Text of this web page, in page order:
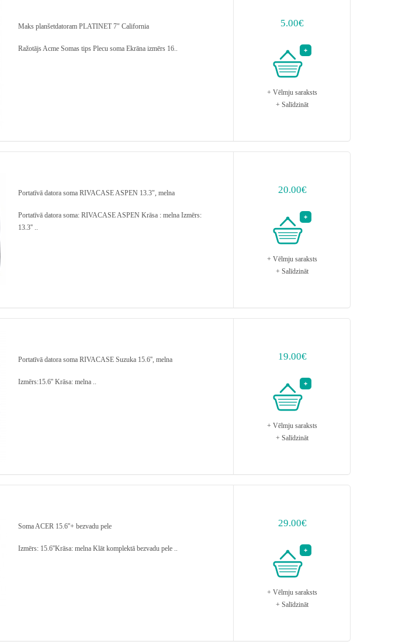
Maks planšetdatoram PLATINET 7" California
Ražotājs Acme Somas tips Plecu soma Ekrāna izmērs 16..
5.00€
+ Vēlmju saraksts
+ Salīdzināt
Portatīvā datora soma RIVACASE ASPEN 13.3", melna
Portatīvā datora soma: RIVACASE ASPEN Krāsa : melna Izmērs:
13.3'' ..
20.00€
+ Vēlmju saraksts
+ Salīdzināt
Portatīvā datora soma RIVACASE Suzuka 15.6'', melna
Izmērs:15.6'' Krāsa: melna ..
19.00€
+ Vēlmju saraksts
+ Salīdzināt
Soma ACER 15.6''+ bezvadu pele
Izmērs: 15.6''​ Krāsa: melna Klāt komplektā bezvadu pele ..
29.00€
+ Vēlmju saraksts
+ Salīdzināt